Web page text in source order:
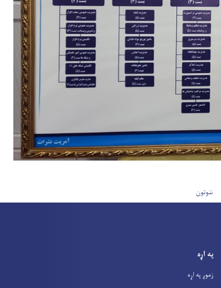
User account menu
ننوتون
په اړه
زموږ په اړه